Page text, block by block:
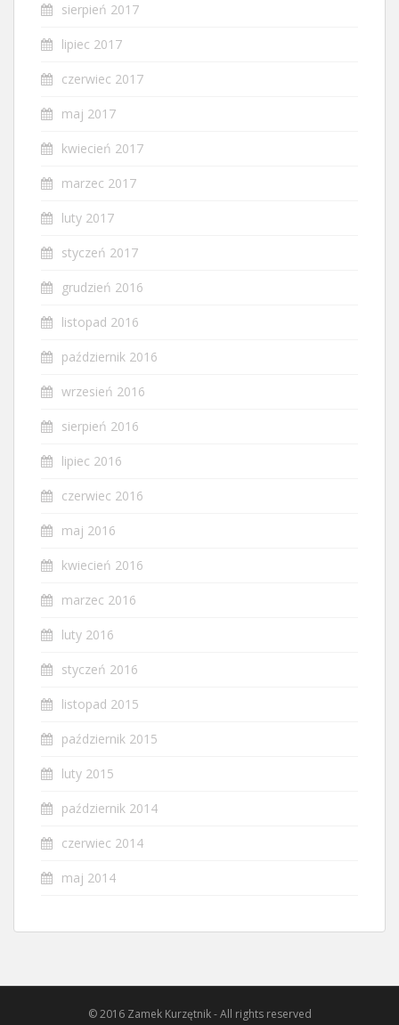
sierpień 2017
lipiec 2017
czerwiec 2017
maj 2017
kwiecień 2017
marzec 2017
luty 2017
styczeń 2017
grudzień 2016
listopad 2016
październik 2016
wrzesień 2016
sierpień 2016
lipiec 2016
czerwiec 2016
maj 2016
kwiecień 2016
marzec 2016
luty 2016
styczeń 2016
listopad 2015
październik 2015
luty 2015
październik 2014
czerwiec 2014
maj 2014
© 2016 Zamek Kurzętnik - All rights reserved